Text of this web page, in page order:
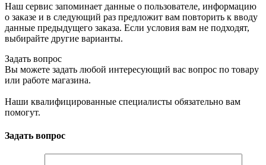
Наш сервис запоминает данные о пользователе, информацию
о заказе и в следующий раз предложит вам повторить к вводу
данные предыдущего заказа. Если условия вам не подходят,
выбирайте другие варианты.
Задать вопрос
Вы можете задать любой интересующий вас вопрос по товару
или работе магазина.
Наши квалифицированные специалисты обязательно вам
помогут.
Задать вопрос